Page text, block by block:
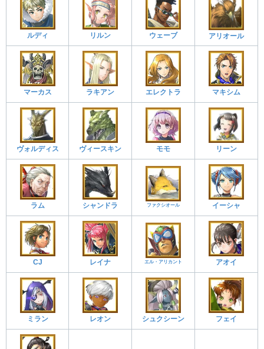
ルディ リルン ウェーブ アリオール
マーカス ラキアン エレクトラ マキシム
ヴォルディス ヴィースキン モモ リーン
ラム シャンドラ ファクシオール イーシャ
CJ レイナ エル・アリカント アオイ
ミラン レオン シュクシーン フェイ